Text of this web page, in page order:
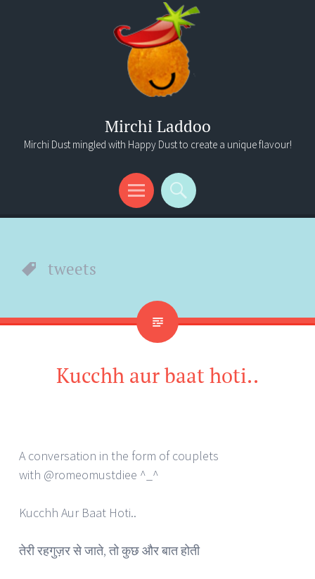
Mirchi Laddoo
Mirchi Dust mingled with Happy Dust to create a unique flavour!
Menu
Search
tweets
Kucchh aur baat hoti..
A conversation in the form of couplets
with @romeomustdiee ^_^
Kucchh Aur Baat Hoti..
तेरी रहगुज़र से जाते, तो कुछ और बात होती